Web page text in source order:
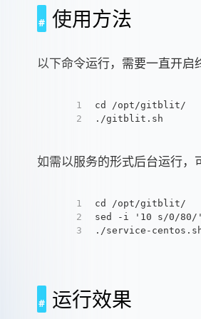
使用方法
以下命令运行，需要一直开启
1
2
cd /opt/gitblit/
./gitblit.sh
如需以服务的形式后台运行，
1
2
3
cd /opt/gitblit/
sed -i '10 s/0/80/'
./service-
运行效果